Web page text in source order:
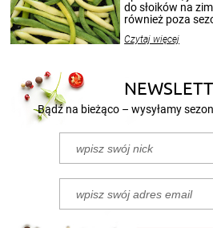
przetworów.
do słoików na
również poza
nasze propozycje!
Czytaj więcej
Bądź na bieżąco – wysyłamy